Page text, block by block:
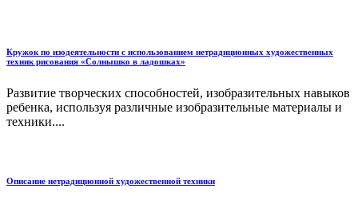
Кружок по изодеятельности с использованием нетрадиционных художественных
техник рисования «Солнышко в ладошках»
Развитие творческих способностей, изобразительных навыков
ребенка, используя различные изобразительные материалы и
техники....
Описание нетрадиционной художественной техники